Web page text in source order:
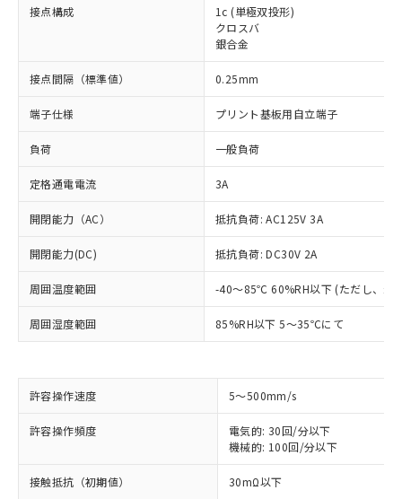
接点構成
1c (単極双投形)
クロスバ
銀合金
接点間隔（標準値） 0.25mm
端子仕様 プリント基板用自立端子
負荷 一般負荷
定格通電電流 3A
開閉能力（AC） 抵抗負荷: AC125V 3A
開閉能力(DC) 抵抗負荷: DC30V 2A
周囲温度範囲 -40～85℃ 60%RH以下 (ただし、氷
周囲湿度範囲 85%RH以下 5～35℃にて
許容操作速度 5～500mm/s
許容操作頻度
電気的: 30回/分以下
機械的: 100回/分以下
接触抵抗（初期値） 30mΩ以下
※1 対応状況
対応済み：EU RoHS指令（10物質）の
非含有に対応した製品が提供可能な商品で
対応予定：EU RoHS指令（10物質）の非含